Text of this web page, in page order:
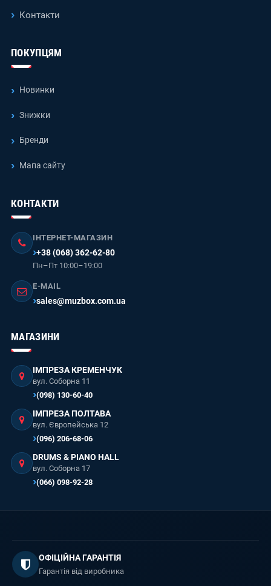
Контакти
ПОКУПЦЯМ
Новинки
Знижки
Бренди
Мапа сайту
КОНТАКТИ
ІНТЕРНЕТ-МАГАЗИН
+38 (068) 362-62-80
Пн–Пт 10:00–19:00
E-MAIL
sales@muzbox.com.ua
МАГАЗИНИ
ІМПРЕЗА КРЕМЕНЧУК
вул. Соборна 11
(098) 130-60-40
ІМПРЕЗА ПОЛТАВА
вул. Європейська 12
(096) 206-68-06
DRUMS & PIANO HALL
вул. Соборна 17
(066) 098-92-28
ОФІЦІЙНА ГАРАНТІЯ
Гарантія від виробника